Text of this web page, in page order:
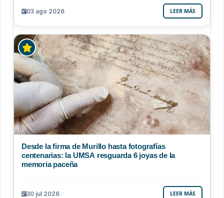
03 ago 2026 LEER MÁS
Desde la firma de Murillo hasta fotografías
centenarias: la UMSA resguarda 6 joyas de la
memoria paceña
30 jul 2026 LEER MÁS